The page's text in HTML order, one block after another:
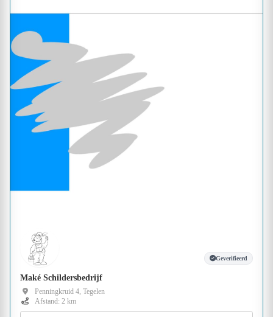
Geverifieerd
Maké Schildersbedrijf
Penningkruid 4, Tegelen
Afstand: 2 km